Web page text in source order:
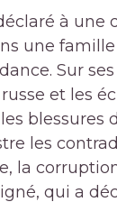
à une
une
Sur
et les
blessures
les
la
qui a